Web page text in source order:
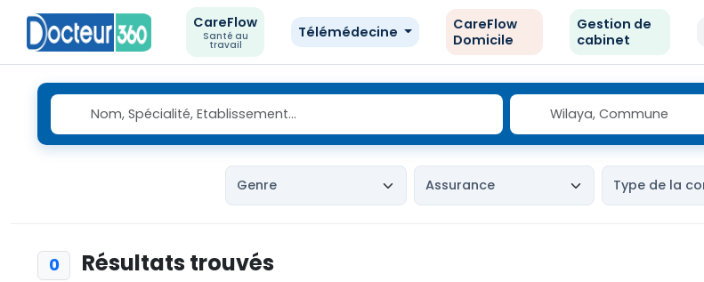
CareFlow
Santé au
travail
Télémédecine
CareFlow
Domicile
Gestion de
cabinet
0 Résultats trouvés